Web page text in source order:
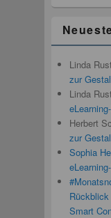
Linda
zur
Linda
Herbert
zur
Sophia
Smart